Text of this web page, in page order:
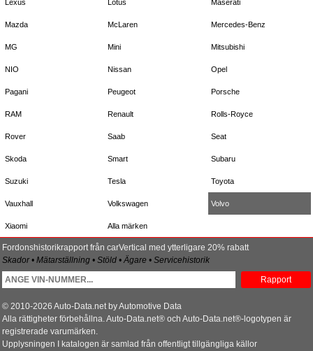
Lexus Lotus Maserati
Mazda McLaren Mercedes-Benz
MG Mini Mitsubishi
NIO Nissan Opel
Pagani Peugeot Porsche
RAM Renault Rolls-Royce
Rover Saab Seat
Skoda Smart Subaru
Suzuki Tesla Toyota
Vauxhall Volkswagen Volvo
Xiaomi Alla märken
Fordonshistorikrapport från carVertical med ytterligare 20% rabatt
Skador • Mätarställning • Stöld • Ägare • Servicehistorik
Rapport
© 2010-2026 Auto-Data.net by Automotive Data
Alla rättigheter förbehållna. Auto-Data.net® och Auto-Data.net®-logotypen är
registrerade varumärken.
Upplysningen I katalogen är samlad från offentligt tillgängliga källor